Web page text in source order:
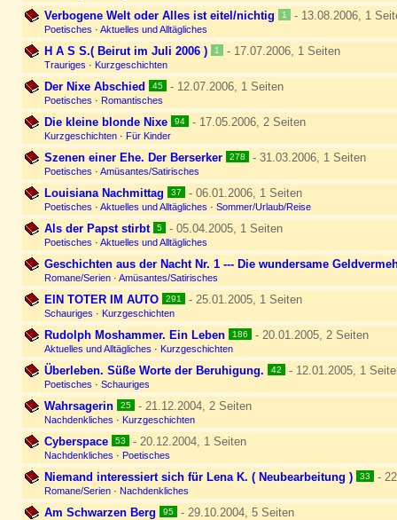
Verbogene Welt oder Alles ist eitel/nichtig 1 - 13.08.2006, 1
Poetisches · Aktuelles und Alltägliches
H A S S.( Beirut im Juli 2006 ) 1 - 17.07.2006, 1 Seiten
Trauriges · Kurzgeschichten
Der Nixe Abschied 45 - 12.07.2006, 1 Seiten
Poetisches · Romantisches
Die kleine blonde Nixe 94 - 17.05.2006, 2 Seiten
Kurzgeschichten · Für Kinder
Szenen einer Ehe. Der Berserker 278 - 31.03.2006, 1 Seiten
Poetisches · Amüsantes/Satirisches
Louisiana Nachmittag 37 - 06.01.2006, 1 Seiten
Poetisches · Aktuelles und Alltägliches · Sommer/Urlaub/Reise
Als der Papst stirbt 5 - 05.04.2005, 1 Seiten
Poetisches · Aktuelles und Alltägliches
Geschichten aus der Nacht Nr. 1 --- Die wundersame
Romane/Serien · Amüsantes/Satirisches
EIN TOTER IM AUTO 291 - 25.01.2005, 1 Seiten
Schauriges · Kurzgeschichten
Rudolph Moshammer. Ein Leben 186 - 20.01.2005, 2 Seiten
Aktuelles und Alltägliches · Kurzgeschichten
Überleben. Süße Worte der Beruhigung. 42 - 12.01.2005, 1
Poetisches · Schauriges
Wahrsagerin 25 - 21.12.2004, 2 Seiten
Nachdenkliches · Kurzgeschichten
Cyberspace 53 - 20.12.2004, 1 Seiten
Nachdenkliches · Poetisches
Niemand interessiert sich für Lena K. ( Neubearbeitung ) 33 -
Romane/Serien · Nachdenkliches
Am Schwarzen Berg 95 - 29.10.2004, 5 Seiten